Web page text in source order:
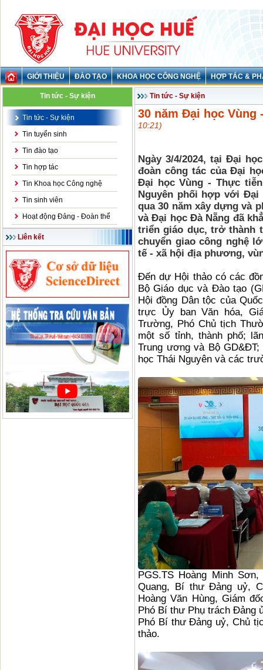
GIỚI THIỆU ĐÀO TẠO KHOA HỌC CÔNG NGHỆ HỢP TÁC &
Tin tức - Sự kiện
Tin tức - Sự kiện
Tin tuyển sinh
Tin đào tạo
Tin hợp tác
Tin Khoa học Công nghệ
Tin sinh viên
Hoạt động Đảng - Đoàn thể
Liên kết
Tin tức - Sự kiện
30 năm Đại học
10:21)
Ngày 3/4/2024, tại Đại
đoàn công tác của Đại
Đại học Vùng - Thực
Nguyên phối hợp với Đại
qua 30 năm xây dựng và
và Đại học Đà Nẵng đã
triển giáo dục, trở thành
chuyển giao công nghệ
tế - xã hội địa phương,
Đến dự Hội thảo có các
Bộ Giáo dục và Đào tạo
Hội đồng Dân tộc của
trực Ủy ban Văn hóa,
Trường, Phó Chủ tịch
một số tỉnh, thành phố;
Trung ương và Bộ
học Thái Nguyên và các
PGS.TS Hoàng Minh
Quang, Bí thư Đảng uỷ,
Hoàng Văn Hùng, Giám
Phó Bí thư Phụ trách Đảng
Phó Bí thư Đảng uỷ, Chủ
thảo.